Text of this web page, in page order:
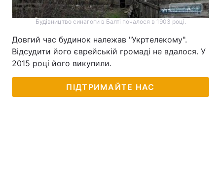
Будівництво синагоги в Балті почалося в 1903 році.
Довгий час будинок належав "Укртелекому".
Відсудити його єврейській громаді не вдалося. У
2015 році його викупили.
ПІДТРИМАЙТЕ НАС